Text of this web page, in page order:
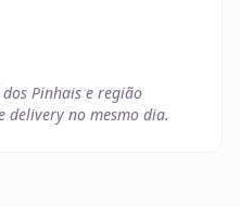
Pinhais e região
delivery no mesmo dia.